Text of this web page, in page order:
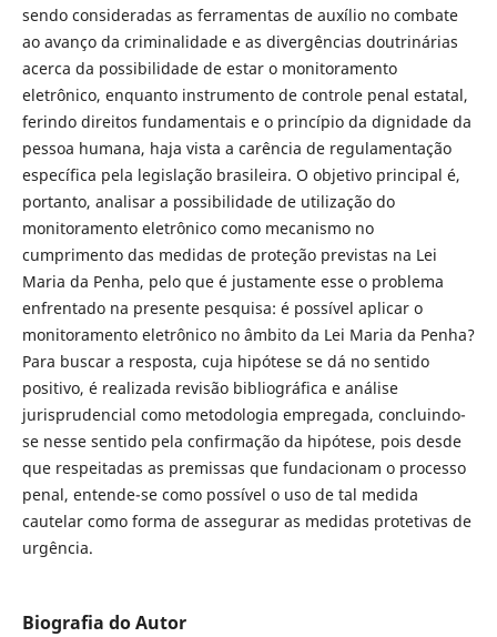
sendo consideradas as ferramentas de auxílio no combate
ao avanço da criminalidade e as divergências doutrinárias
acerca da possibilidade de estar o monitoramento
eletrônico, enquanto instrumento de controle penal estatal,
ferindo direitos fundamentais e o princípio da dignidade da
pessoa humana, haja vista a carência de regulamentação
específica pela legislação brasileira. O objetivo principal é,
portanto, analisar a possibilidade de utilização do
monitoramento eletrônico como mecanismo no
cumprimento das medidas de proteção previstas na Lei
Maria da Penha, pelo que é justamente esse o problema
enfrentado na presente pesquisa: é possível aplicar o
monitoramento eletrônico no âmbito da Lei Maria da Penha?
Para buscar a resposta, cuja hipótese se dá no sentido
positivo, é realizada revisão bibliográfica e análise
jurisprudencial como metodologia empregada, concluindo-
se nesse sentido pela confirmação da hipótese, pois desde
que respeitadas as premissas que fundacionam o processo
penal, entende-se como possível o uso de tal medida
cautelar como forma de assegurar as medidas protetivas de
urgência.
Biografia do Autor